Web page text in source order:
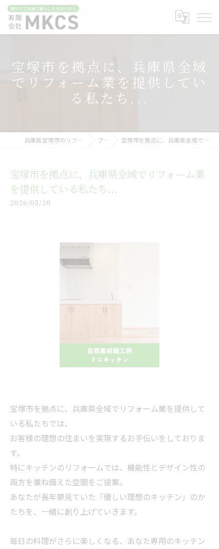
宝塚市を拠点に、兵庫県全域
でリフォーム業を提供してい
る私たち...
兵庫県宝塚市のリフォームなら有限会社MKCS ブログ 宝塚市を拠点に、兵庫県全域でリフォーム業を提供している私たち...
宝塚市を拠点に、兵庫県全域でリフォーム業
を提供している私たち...
2026/05/20
宝塚市を拠点に、兵庫県全域でリフォーム業を提供して
いる私たちでは、
お客様の理想の住まいを実現するお手伝いをしておりま
す。
特にキッチンのリフォームでは、機能性とデザイン性の
両方を兼ね備えた空間をご提案。
あなたが長年夢見ていた「優しい理想のキッチン」のか
たちを、一緒に創り上げていきます。
毎日の料理がさらに楽しくなる、あなた専用のキッチン